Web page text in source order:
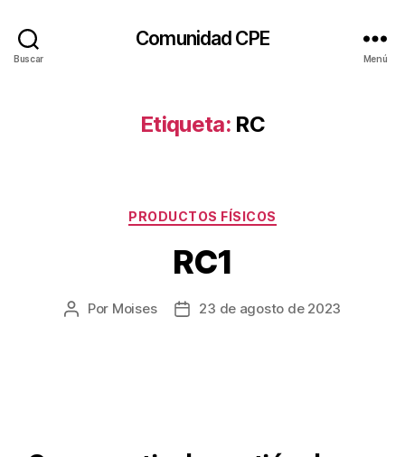
Buscar
Comunidad CPE
Menú
Etiqueta: RC
PRODUCTOS FÍSICOS
RC1
Por Moises 23 de agosto de 2023